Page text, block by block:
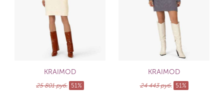
KRAIMOD
25 801 руб. 51%
KRAIMOD
24 443 руб. 51%